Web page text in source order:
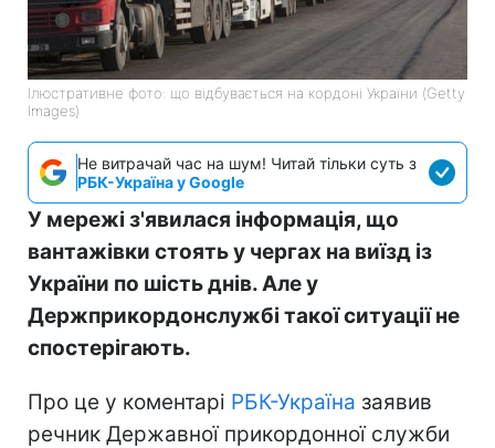
Ілюстративне фото: що відбувається на кордоні України (Getty
Images)
Не витрачай час на шум! Читай тільки суть з
РБК-Україна у Google
У мережі з'явилася інформація, що
вантажівки стоять у чергах на виїзд із
України по шість днів. Але у
Держприкордонслужбі такої ситуації не
спостерігають.
Про це у коментарі РБК-Україна заявив
речник Державної прикордонної служби